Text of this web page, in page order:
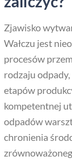
Zjawisko
Wałczu jest
procesów
rodzaju
etapów
kompetentnej
odpadów
chronienia